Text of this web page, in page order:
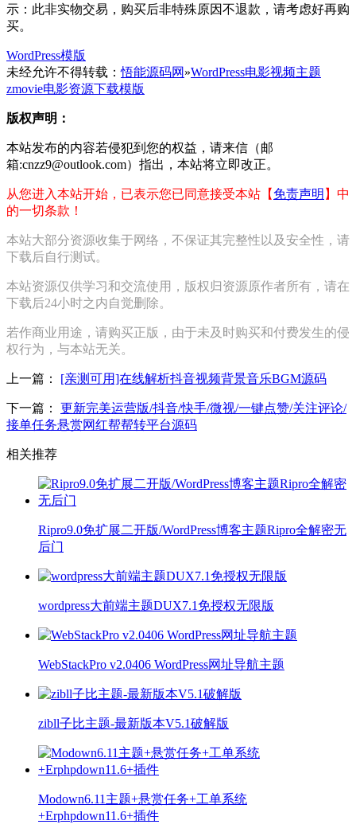
示：此非实物交易，购买后非特殊原因不退款，请考虑好再购
买。
WordPress模版
未经允许不得转载：悟能源码网 »WordPress电影视频主题
zmovie电影资源下载模版
版权声明：
本站发布的内容若侵犯到您的权益，请来信（邮
箱:cnzz9@outlook.com）指出，本站将立即改正。
从您进入本站开始，已表示您已同意接受本站【 免责声明 】中
的一切条款！
本站大部分资源收集于网络，不保证其完整性以及安全性，请
下载后自行测试。
本站资源仅供学习和交流使用，版权归资源原作者所有，请在
下载后24小时之内自觉删除。
若作商业用途，请购买正版，由于未及时购买和付费发生的侵
权行为，与本站无关。
上一篇： [亲测可用]在线解析抖音视频背景音乐BGM源码
下一篇：
更新完美运营版/抖音/快手/微视/一键点赞/关注评论/
接单任务悬赏网红帮帮转平台源码
相关推荐
Ripro9.0免扩展二开版/WordPress博客主题Ripro全解密无
后门
wordpress大前端主题DUX7.1免授权无限版
WebStackPro v2.0406 WordPress网址导航主题
zibll子比主题-最新版本V5.1破解版
Modown6.11主题+悬赏任务+工单系统
+Erphpdown11.6+插件